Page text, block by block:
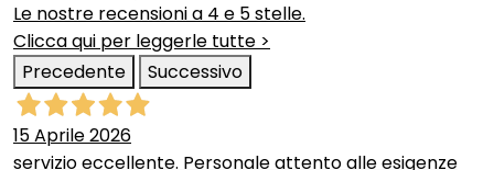
Le nostre recensioni a 4 e 5 stelle.
Clicca qui per leggerle tutte >
Precedente
Successivo
15 Aprile 2026
servizio eccellente. Personale attento alle esigenze